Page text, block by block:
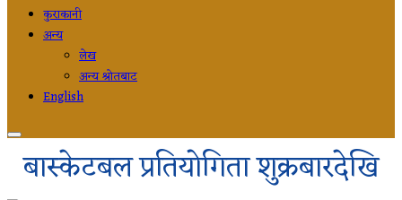
कुराकानी
अन्य
लेख
अन्य श्रोतबाट
English
बास्केटबल प्रतियोगिता शुक्रबारदेखि